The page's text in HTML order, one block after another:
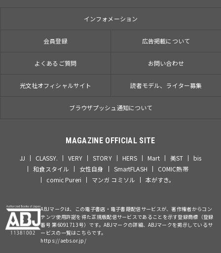
インフォメーション
会員登録 広告掲載について
よくあるご質問 お問い合わせ
光文社オフィシャルサイト 読者モデル、ライター募集
ブラウザプッシュ通知について
MAGAZINE OFFICIAL SITE
JJ CLASSY. VERY STORY HERS Mart 美ST
bis
和食スタイル
女性自身 SmartFLASH
COMIC熱帯
comic Pureri
マンガ コミソル 本がすき。
ABJマークは、この電子書店・電子書籍配信サービスが、著作権者からコン
テンツ使用許諾を得た正規版配信サービスであることを示す登録商標（登録
番号 第6091713号）です。ABJマークの詳細、ABJマークを掲示しているサ
ービスの一覧はこちらです。
https://aebs.or.jp/